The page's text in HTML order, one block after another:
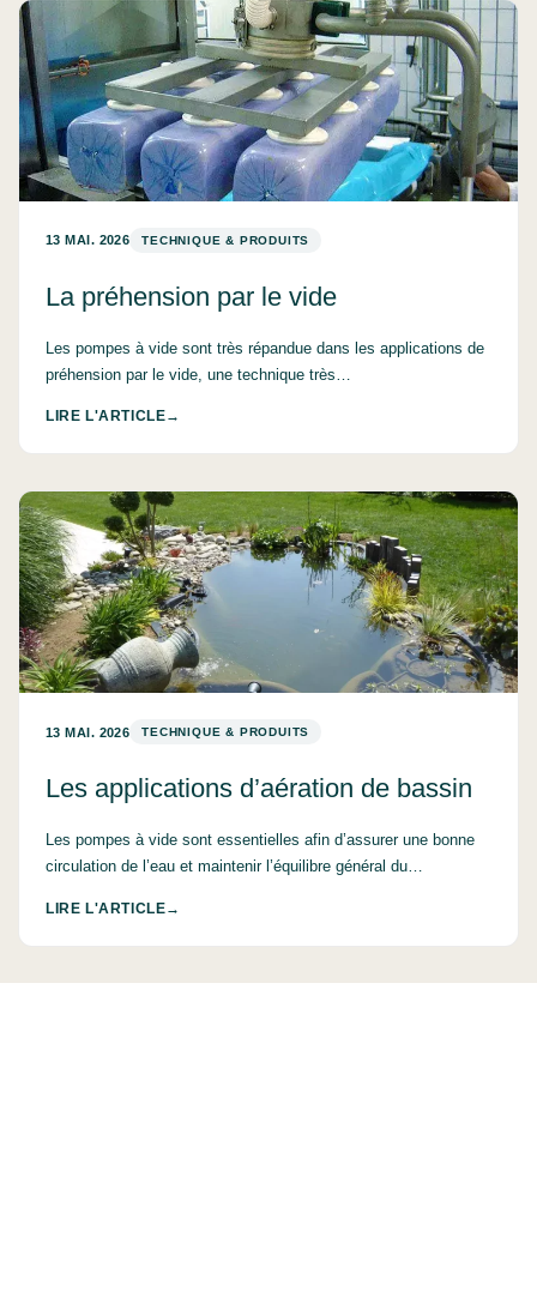
13 MAI. 2026 TECHNIQUE & PRODUITS
La préhension par le vide
Les pompes à vide sont très répandue dans les applications de
préhension par le vide, une technique très…
LIRE L'ARTICLE
13 MAI. 2026 TECHNIQUE & PRODUITS
Les applications d’aération de bassin
Les pompes à vide sont essentielles afin d’assurer une bonne
circulation de l’eau et maintenir l’équilibre général du…
LIRE L'ARTICLE